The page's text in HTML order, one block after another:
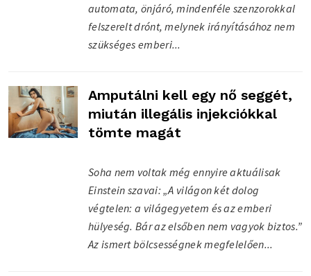
automata, önjáró, mindenféle szenzorokkal
felszerelt drónt, melynek irányításához nem
szükséges emberi...
Amputálni kell egy nő seggét,
miután illegális injekciókkal
tömte magát
Soha nem voltak még ennyire aktuálisak
Einstein szavai: „A világon két dolog
végtelen: a világegyetem és az emberi
hülyeség. Bár az elsőben nem vagyok biztos.”
Az ismert bölcsességnek megfelelően...